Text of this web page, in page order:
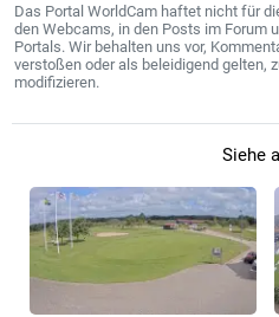
Das Portal WorldCam haftet nicht für
den Webcams, in den Posts im Forum
Portals. Wir behalten uns vor,
verstoßen oder als beleidigend gelten,
modifizieren.
Siehe